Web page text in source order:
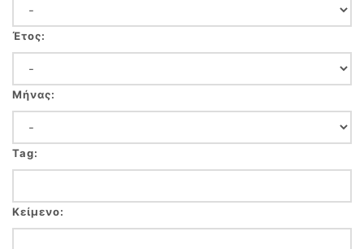
Έτος:
Μήνας:
Tag:
Κείμενο: